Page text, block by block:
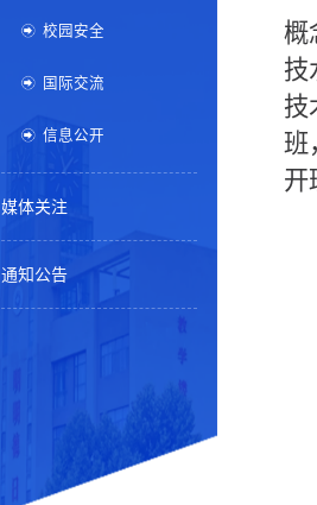
校园安全
国际交流
信息公开
媒体关注
通知公告
概
技
技
班
开